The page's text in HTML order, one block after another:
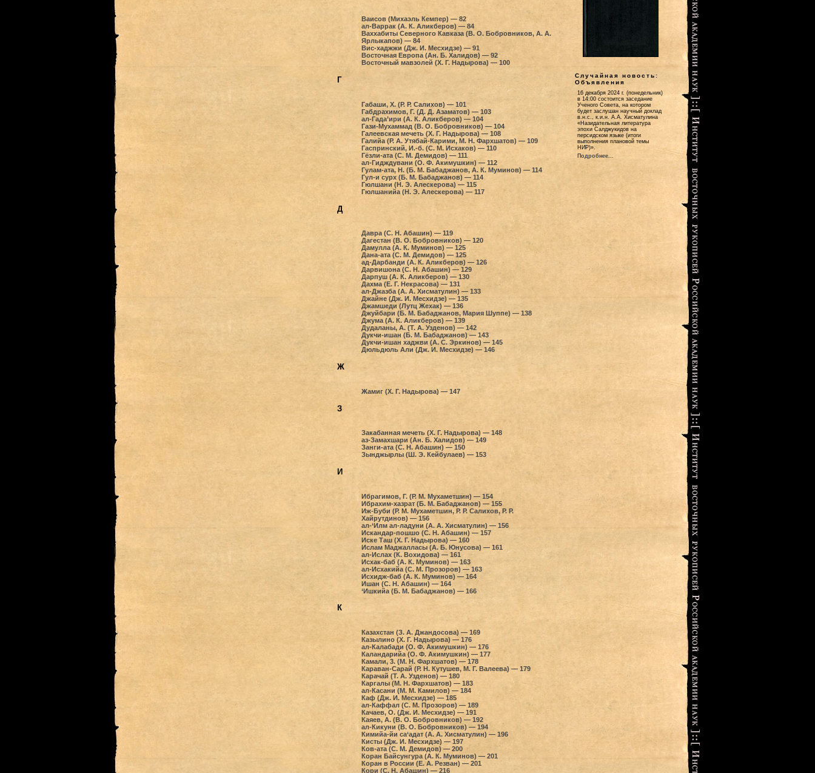
Ваисов (Михаэль Кемпер) — 82
ал-Варрак (А. К. Аликберов) — 84
Ваххабиты Северного Кавказа (В. О. Бобровников, А. А.
Ярлыкапов) — 84
Вис-хаджжи (Дж. И. Месхидзе) — 91
Восточная Европа (Ан. Б. Халидов) — 92
Восточный мавзолей (Х. Г. Надырова) — 100
Г
Габаши, X. (Р. Р. Салихов) — 101
Габдрахимов, Г. (Д. Д. Азаматов) — 103
ал-Гада’ири (А. К. Аликберов) — 104
Гази-Мухаммад (В. О. Бобровников) — 104
Галеевская мечеть (Х. Г. Надырова) — 108
Галийа (Р. А. Утябай-Карими, М. Н. Фархшатов) — 109
Гаспринский, И.-б. (С. М. Исхаков) — 110
Гёзли-ата (С. М. Демидов) — 111
ал-Гидждувани (О. Ф. Акимушкин) — 112
Гулам-ата, Н. (Б. М. Бабаджанов, А. К. Муминов) — 114
Гул-и сурх (Б. М. Бабаджанов) — 114
Гюлшани (Н. Э. Алескерова) — 115
Гюлшанийа (Н. Э. Алескерова) — 117
Д
Давра (С. Н. Абашин) — 119
Дагестан (В. О. Бобровников) — 120
Дамулла (А. К. Муминов) — 125
Дана-ата (С. М. Демидов) — 125
ад-Дарбанди (А. К. Аликберов) — 126
Дарвишона (С. Н. Абашин) — 129
Дарпуш (А. К. Аликберов) — 130
Дахма (Е. Г. Некрасова) — 131
ал-Джазба (А. А. Хисматулин) — 133
Джайне (Дж. И. Месхидзе) — 135
Джамшеди (Лутц Жехак) — 136
Джуйбари (Б. М. Бабаджанов, Мария Шуппе) — 138
Джума (А. К. Аликберов) — 139
Дудаланы, А. (Т. А. Узденов) — 142
Дукчи-ишан (Б. М. Бабаджанов) — 143
Дукчи-ишан хаджви (А. С. Эркинов) — 145
Дюльдюль Али (Дж. И. Месхидзе) — 146
Ж
Жамиг (Х. Г. Надырова) — 147
З
Закабанная мечеть (Х. Г. Надырова) — 148
аз-Замахшари (Ан. Б. Халидов) — 149
Занги-ата (С. Н. Абашин) — 150
Зынджырлы (Ш. Э. Кейбулаев) — 153
И
Ибрагимов, Г. (Р. М. Мухаметшин) — 154
Ибрахим-хазрат (Б. М. Бабаджанов) — 155
Иж-Буби (Р. М. Мухаметшин, Р. Р. Салихов, Р. Р.
Хайрутдинов) — 156
ал-‘Илм ал-ладуни (А. А. Хисматулин) — 156
Искандар-пошшо (С. Н. Абашин) — 157
Иске Таш (Х. Г. Надырова) — 160
Ислам Маджалласы (А. Б. Юнусова) — 161
ал-Ислах (К. Вохидова) — 161
Исхак-баб (А. К. Муминов) — 163
ал-Исхакийа (С. М. Прозоров) — 163
Исхидж-баб (А. К. Муминов) — 164
Ишан (С. Н. Абашин) — 164
‘Ишкийа (Б. М. Бабаджанов) — 166
К
Казахстан (З. А. Джандосова) — 169
Казылино (Х. Г. Надырова) — 176
ал-Калабади (О. Ф. Акимушкин) — 176
Каландарийа (О. Ф. Акимушкин) — 177
Камали, 3. (М. Н. Фархшатов) — 178
Караван-Сарай (Р. Н. Кутушев, М. Г. Валеева) — 179
Карачай (Т. А. Узденов) — 180
Каргалы (М. Н. Фархшатов) — 183
ал-Касани (М. М. Камилов) — 184
Каф (Дж. И. Месхидзе) — 185
ал-Каффал (С. М. Прозоров) — 189
Качаев, О. (Дж. И. Месхидзе) — 191
Каяев, А. (В. О. Бобровников) — 192
ал-Кикуни (В. О. Бобровников) — 194
Кимийа-йи са‘адат (А. А. Хисматулин) — 196
Кисты (Дж. И. Месхидзе) — 197
Ков-ата (С. М. Демидов) — 200
Коран Байсунгура (А. К. Муминов) — 201
Коран в России (Е. А. Резван) — 201
Кори (С. Н. Абашин) — 216
Случайная новость:
Объявления
16 декабря 2024 г. (понедельник)
в 14:00 состоится заседание
Ученого Совета, на котором
будет заслушан научный доклад
в.н.с., к.и.н. А.А. Хисматулина
«Назидательная литература
эпохи Салджукидов на
персидском языке (итоги
выполнения плановой темы
НИР)».
Подробнее...